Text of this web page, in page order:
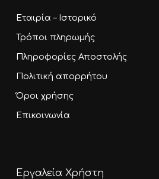
Εταιρία – Ιστορικό
Τρόποι πληρωμής
Πληροφορίες Αποστολής
Πολιτική απορρήτου
Όροι χρήσης
Επικοινωνία
Εργαλεία Χρήστη